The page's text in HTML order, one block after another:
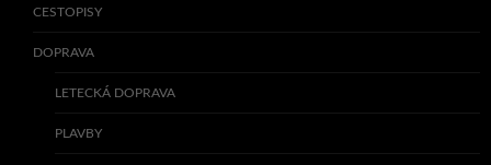
CESTOPISY
DOPRAVA
LETECKÁ DOPRAVA
PLAVBY